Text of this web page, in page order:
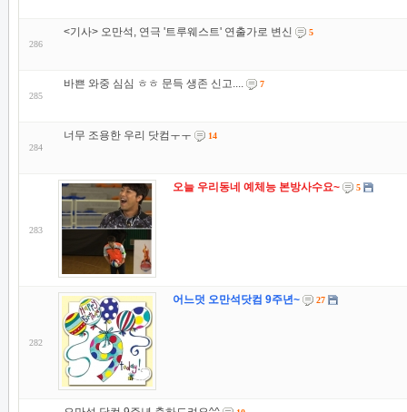
286
<기사> 오만석, 연극 '트루웨스트' 연출가로 변신 5
285
바쁜 와중 심심 ㅎㅎ 문득 생존 신고.... 7
284
너무 조용한 우리 닷컴ㅜㅜ 14
283
오늘 우리동네 예체능 본방사수요~ 5
282
어느덧 오만석닷컴 9주년~ 27